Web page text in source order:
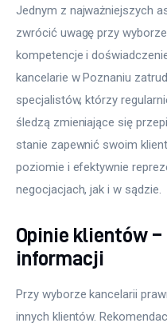
Jednym z najważniejszych
zwrócić uwagę przy
kompetencje i
kancelarie w Poznaniu
specjalistów, którzy
śledzą zmieniające się
stanie zapewnić swoim
poziomie i efektywnie
negocjacjach, jak i w sądzie.
Opinie klientów –
informacji
Przy wyborze kancelarii
innych klientów.